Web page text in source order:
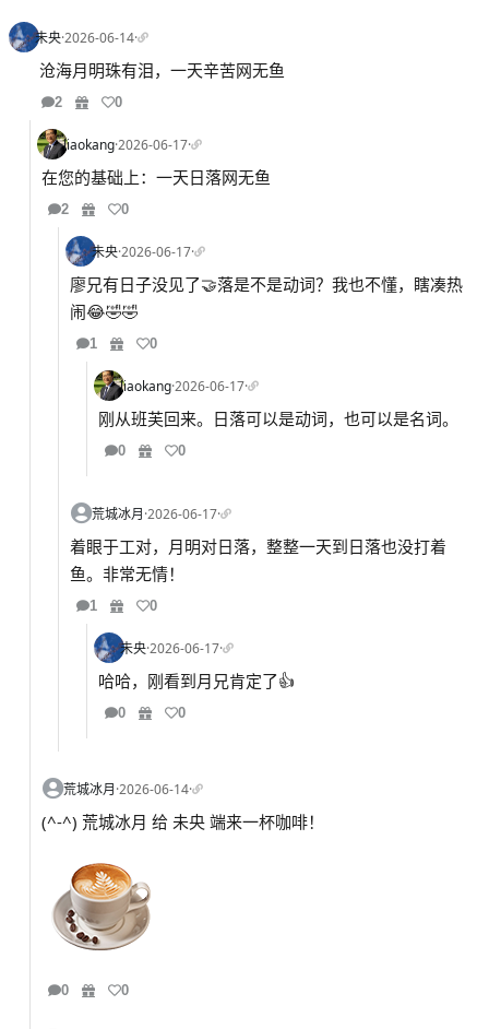
未央·2026-06-14·
沧海月明珠有泪，一天辛苦网无鱼
2 0
liaokang·2026-06-17·
在您的基础上：一天日落网无鱼
2 0
未央·2026-06-17·
廖兄有日子没见了🤝落是不是动词？我也不懂，瞎凑热
闹😂🤣🤣
1 0
liaokang·2026-06-17·
刚从班芙回来。日落可以是动词，也可以是名词。
0 0
荒城冰月·2026-06-17·
着眼于工对，月明对日落，整整一天到日落也没打着
鱼。非常无情！
1 0
未央·2026-06-17·
哈哈，刚看到月兄肯定了👍
0 0
荒城冰月·2026-06-14·
(^-^) 荒城冰月 给 未央 端来一杯咖啡！
0 0